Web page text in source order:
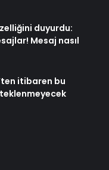
duyurdu:
Mesaj nasıl
itibaren bu